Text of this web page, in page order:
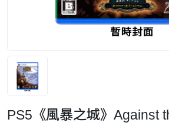
PS5《風暴之城》Against